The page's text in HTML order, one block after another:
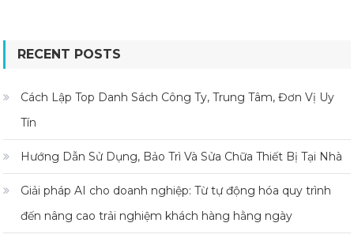
RECENT POSTS
Cách Lập Top Danh Sách Công Ty, Trung Tâm, Đơn Vị Uy
Tín
Hướng Dẫn Sử Dụng, Bảo Trì Và Sửa Chữa Thiết Bị Tại Nhà
Giải pháp AI cho doanh nghiệp: Từ tự động hóa quy trình
đến nâng cao trải nghiệm khách hàng hằng ngày